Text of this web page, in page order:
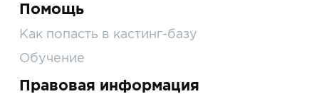
Помощь
Как попасть в кастинг-базу
Обучение
Правовая информация